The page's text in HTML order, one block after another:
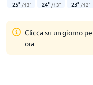
25° /13° 24° /13° 23° /12°
Clicca su un giorno
ora